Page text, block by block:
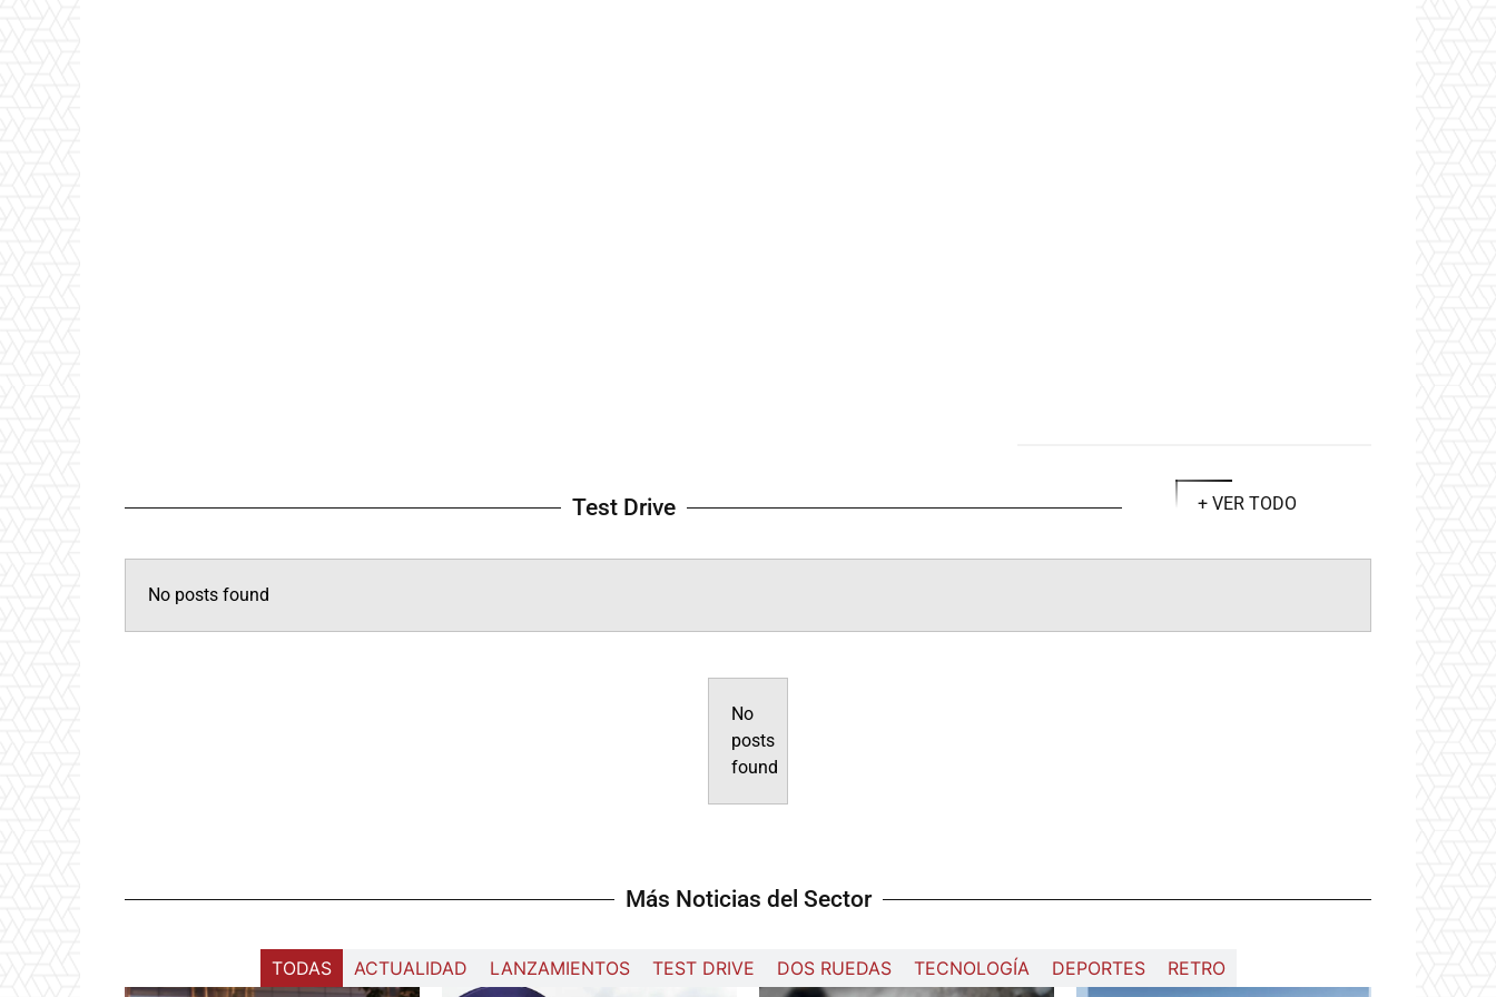
Test Drive + VER TODO
No posts found
No
posts
found
Más Noticias del Sector
TODAS ACTUALIDAD LANZAMIENTOS TEST DRIVE DOS RUEDAS TECNOLOGÍA DEPORTES RETRO